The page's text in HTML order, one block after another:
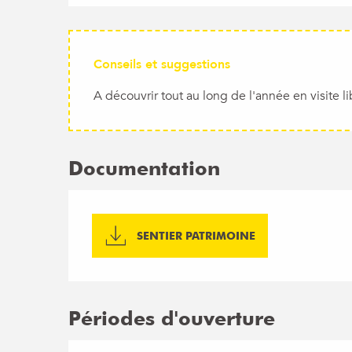
Conseils et suggestions
A découvrir tout au long de l'année en visite
Documentation
SENTIER PATRIMOINE
Périodes d'ouverture